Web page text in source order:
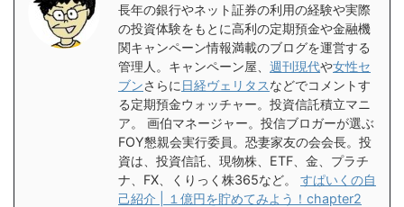
長年の銀行やネット証券の利用の経験や実際
の投資体験をもとに高利の定期預金や金融機
関キャンペーン情報満載のブログを運営する
管理人。キャンペーン屋、 週刊現代や女性セ
ブンさらに 日経ヴェリタスなどでコメントす
る定期預金ウォッチャー。投資信託積立マニ
ア。 画伯マネージャー。投信ブロガーが選ぶ
FOY懇親会実行委員。恐妻家友の会会長。投
資は、投資信託、現物株、ETF、金、プラチ
ナ、FX、くりっく株365など。 すぱいくの自
己紹介 | １億円を貯めてみよう！chapter2